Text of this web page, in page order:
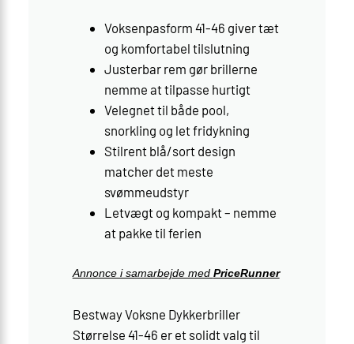
Voksenpasform 41-46 giver tæt
og komfortabel tilslutning
Justerbar rem gør brillerne
nemme at tilpasse hurtigt
Velegnet til både pool,
snorkling og let fridykning
Stilrent blå/sort design
matcher det meste
svømmeudstyr
Letvægt og kompakt – nemme
at pakke til ferien
Annonce i samarbejde med PriceRunner
Bestway Voksne Dykkerbriller
Størrelse 41-46 er et solidt valg til